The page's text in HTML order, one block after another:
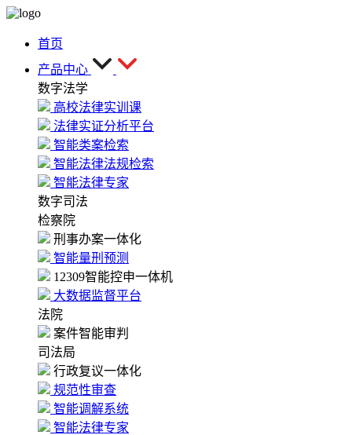
首页
产品中心
数字法学
高校法律实训课
法律实证分析平台
智能类案检索
智能法律法规检索
智能法律专家
数字司法
检察院
刑事办案一体化
智能量刑预测
12309智能控申一体机
大数据监督平台
法院
案件智能审判
司法局
行政复议一体化
规范性审查
智能调解系统
智能法律专家